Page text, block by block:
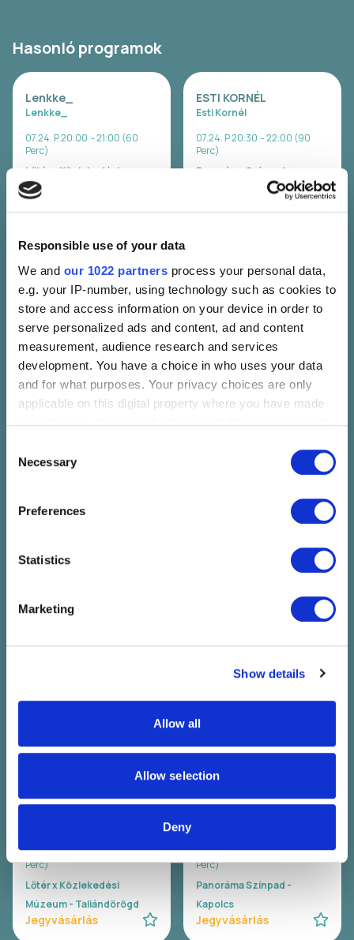
Responsible use of your data
We and our 1022 partners process your personal data,
e.g. your IP-number, using technology such as cookies to
store and access information on your device in order to
serve personalized ads and content, ad and content
measurement, audience research and services
development. You have a choice in who uses your data
and for what purposes. Your privacy choices are only
applicable on this digital property where you have made
the Privacy trigger icon.
Collect information about your geographical location
Identify your device by actively scanning it for
Find out more about how your personal data is processed
and set your preferences in the
provide social media features and to analyse our traffic.
may combine it with other information that you’ve
provided to them or that they’ve collected from your use
Selection
Necessary
Preferences
Statistics
Marketing
Show details
Allow all
Allow selection
Deny
Hasonló programok
Lenkke_
Lenkke_
07.24. P 20:00 - 21:00 (60
Perc)
Lőtér x Közlekedési
Múzeum - Taliándörögd
ESTI KORNÉL
Esti Kornél
07.24. P 20:30 - 22:00 (90
Perc)
Panoráma Színpad -
SISI
07.24. P 22:00 - 23:30 (90
Lőtér x Közlekedési
Múzeum - Taliándörögd
Jegyvásárlás
ELEFÁNT
Elefánt
07.24. P 23:00 - 00:30 (90
Perc)
Panoráma Színpad -
Kapolcs
Jegyvásárlás
Lőtér x Közlekedési
07.25. Szo 20:30 - 22:00 (90
Panoráma Színpad -
HIPERKARMA
07.25. Szo 22:00 - 23:30 (90
Múzeum - Taliándörögd
Bagossy Brothers
Bagossy Brothers
07.25. Szo 23:00 - 00:30 (90
Jegyvásárlás
07.26. V 20:00 - 21:00 (60
Perc)
Lőtér x Közlekedési
Múzeum - Taliándörögd
Jegyvásárlás
07.26. V 20:30 - 22:00 (90
Perc)
Panoráma Színpad -
Kapolcs
Jegyvásárlás